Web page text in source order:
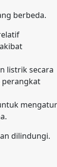
berbeda.
listrik secara
perangkat
mengatur
dilindungi.